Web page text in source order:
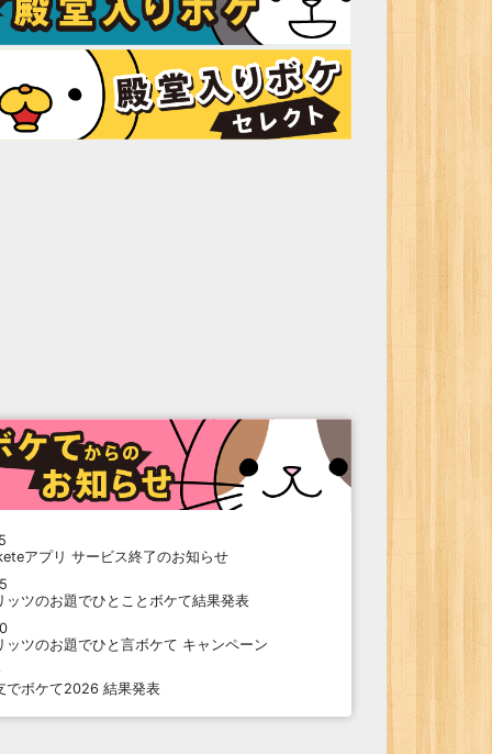
アプリ サービス終了のお知らせ
ッツのお題でひとことボケて結果発表
ッツのお題でひと言ボケて キャンペーン
でボケて2026 結果発表